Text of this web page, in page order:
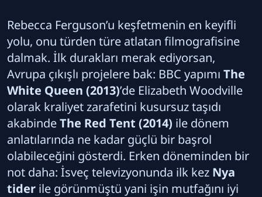
Rebecca Ferguson’u keşfetmenin en keyifli
yolu, onu türden türe atlatan filmografisine
dalmak. İlk durakları merak ediyorsan,
Avrupa çıkışlı projelere bak: BBC yapımı The
White Queen (2013)’de Elizabeth Woodville
olarak kraliyet zarafetini kusursuz taşıdı
akabindeThe Red Tent (2014) ile dönem
anlatılarında ne kadar güçlü bir başrol
olabileceğini gösterdi. Erken döneminden bir
not daha: İsveç televizyonunda ilk kez Nya
tider ile görünmüştü yani işin mutfağını iyi